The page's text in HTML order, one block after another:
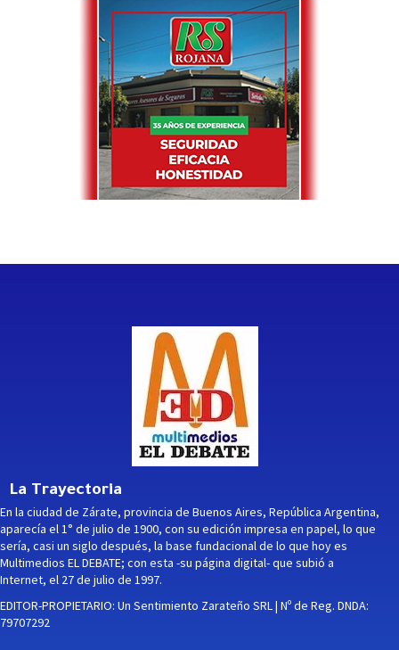
La Trayectoria
En la ciudad de Zárate, provincia de Buenos Aires, República Argentina,
aparecía el 1° de julio de 1900, con su edición impresa en papel, lo que
sería, casi un siglo después, la base fundacional de lo que hoy es
Multimedios EL DEBATE; con esta -su página digital- que subió a
Internet, el 27 de julio de 1997.
EDITOR-PROPIETARIO: Un Sentimiento Zarateño SRL | Nº de Reg. DNDA:
79707292